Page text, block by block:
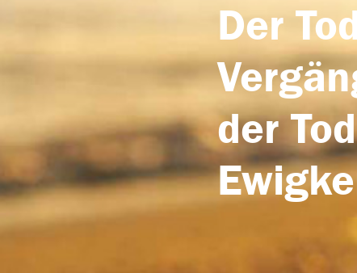
Der
der